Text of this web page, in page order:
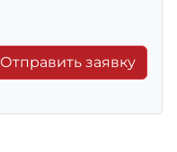
Отправить заявку